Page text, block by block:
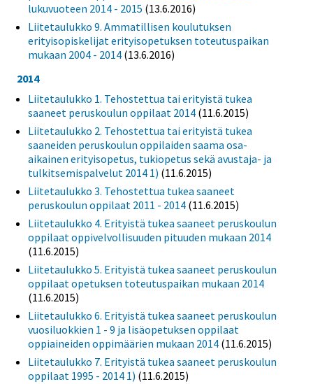
lukuvuoteen 2014 - 2015 (13.6.2016)
Liitetaulukko 9. Ammatillisen koulutuksen
erityisopiskelijat erityisopetuksen toteutuspaikan
mukaan 2004 - 2014 (13.6.2016)
2014
Liitetaulukko 1. Tehostettua tai erityistä tukea
saaneet peruskoulun oppilaat 2014 (11.6.2015)
Liitetaulukko 2. Tehostettua tai erityistä tukea
saaneiden peruskoulun oppilaiden saama osa-
aikainen erityisopetus, tukiopetus sekä avustaja- ja
tulkitsemispalvelut 2014 1) (11.6.2015)
Liitetaulukko 3. Tehostettua tukea saaneet
peruskoulun oppilaat 2011 - 2014 (11.6.2015)
Liitetaulukko 4. Erityistä tukea saaneet peruskoulun
oppilaat oppivelvollisuuden pituuden mukaan 2014
(11.6.2015)
Liitetaulukko 5. Erityistä tukea saaneet peruskoulun
oppilaat opetuksen toteutuspaikan mukaan 2014
(11.6.2015)
Liitetaulukko 6. Erityistä tukea saaneet peruskoulun
vuosiluokkien 1 - 9 ja lisäopetuksen oppilaat
oppiaineiden oppimäärien mukaan 2014 (11.6.2015)
Liitetaulukko 7. Erityistä tukea saaneet peruskoulun
oppilaat 1995 - 2014 1) (11.6.2015)